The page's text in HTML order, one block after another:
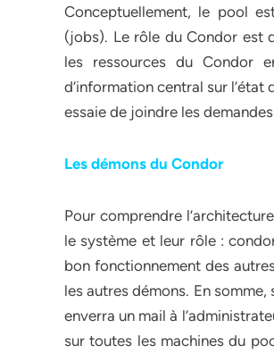
Conceptuellement, le pool
(jobs). Le rôle du Condor est
les ressources du Condor
d’information central sur
essaie de joindre les
Les démons du Condor
Pour comprendre
le système et leur rôle :
bon fonctionnement des
les autres démons. En somme,
enverra un mail à
sur toutes les machines du